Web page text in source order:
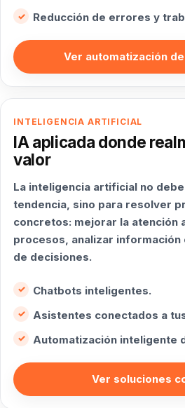
Reducción de errores y
Ver automatización
INTELIGENCIA ARTIFICIAL
IA aplicada donde
valor
La inteligencia artificial no
tendencia, sino para resolver
concretos: mejorar la atención
procesos, analizar información
de decisiones.
Chatbots inteligentes.
Asistentes conectados a
Automatización inteligente
Ver soluciones